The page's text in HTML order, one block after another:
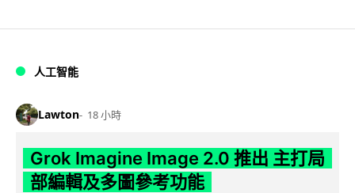
人工智能
Lawton 18 小時
Grok Imagine Image 2.0 推出 主打局
部編輯及多圖參考功能